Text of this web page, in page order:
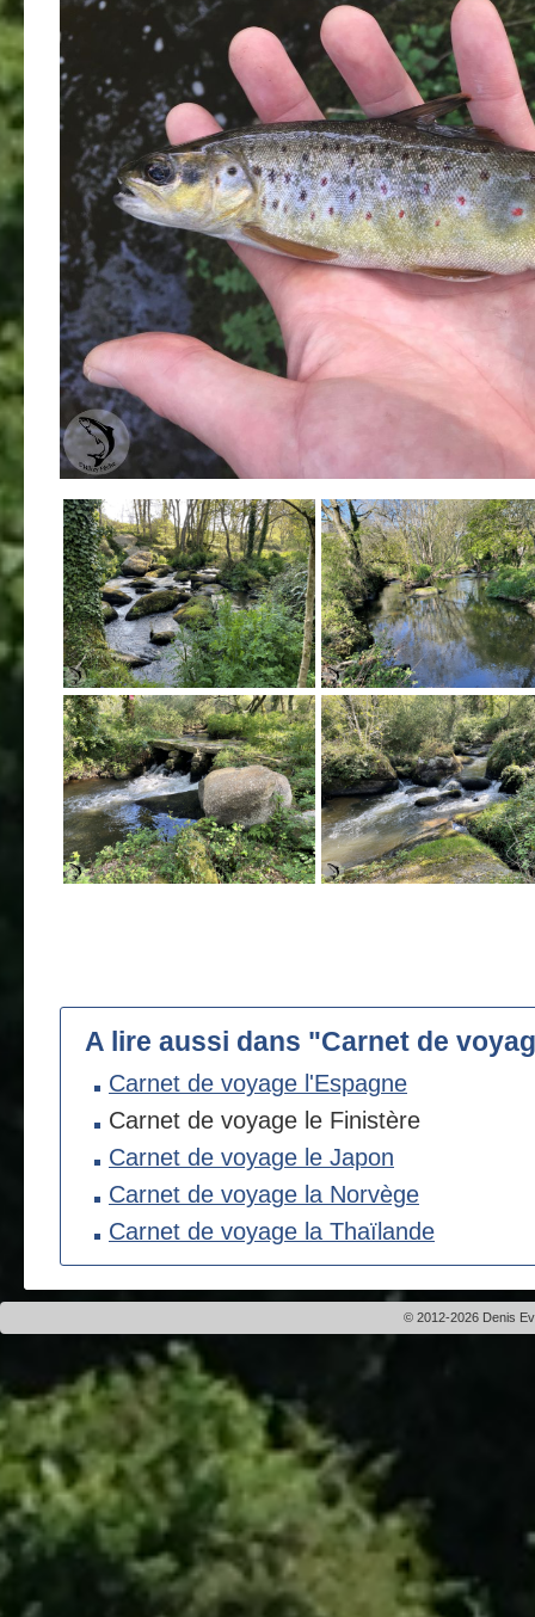
A lire aussi dans "Carnet de
Carnet de voyage l'Espagne
Carnet de voyage le Finistère
Carnet de voyage le Japon
Carnet de voyage la Norvège
Carnet de voyage la Thaïlande
© 2012-2026 Denis